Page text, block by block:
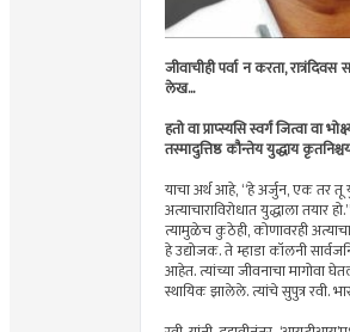
जीवाचीही पर्वा न करता,
लेख...
हतो वा प्राप्स्यसि स्वर्गं जित्वा वा
तस्मादुत्तिष्ठ कौन्तेय युद्धाय
याचा अर्थ आहे, “हे अर्जुन, एक तर तू
अत्याचाराविरोधात युद्धाला
त्यामुळेच कुठेही, कोणावरही
हे उद्योजक. ते म्हाडा कॉलनी
आहेत. त्यांच्या जीवनाचा मागोवा
स्थायिक झालेले. त्यांचे सुपुत्र रवी.